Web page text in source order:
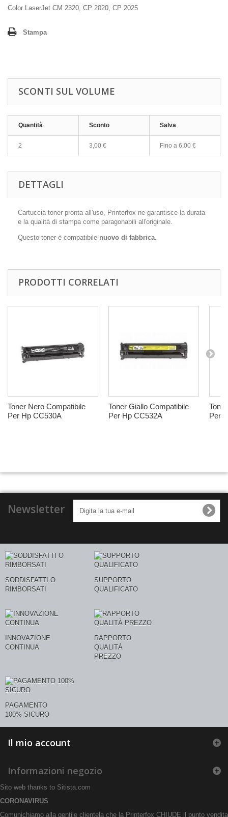
Color LaserJet CM 2320, CP 2020, CP 2025
Stampa
SCONTI SUL VOLUME
Quantità Sconto Salva
2 3,00 € Fino a 6,00 €
DETTAGLI
Cartuccia toner pronta all'uso, Printerfox ne garantisce la durata
e la qualità di stampa come paragonabili all'originale.
Questo toner è compatibile nuovo di fabbrica.
PRODOTTI CORRELATI
Toner Nero Compatibile
Per Hp CC530A
Toner Giallo Compatibile
Per Hp CC532A
Per
Newsletter
SODDISFATTI O
RIMBORSATI
SUPPORTO
QUALIFICATO
INNOVAZIONE
CONTINUA
RAPPORTO
QUALITÀ
PREZZO
PAGAMENTO
100% SICURO
Il mio account
Informazioni negozio
Sito web thanks to Sitista.com
CORONAVIRUS
Comunichiamo alla gentile clientela che la Printerfox CHIUDE il punto vendita